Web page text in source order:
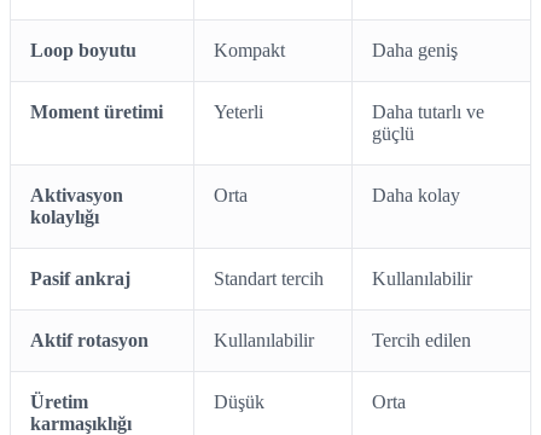
Loop boyutu Kompakt Daha geniş
Moment üretimi Yeterli
Daha tutarlı ve
güçlü
Aktivasyon
kolaylığı
Orta Daha kolay
Pasif ankraj Standart tercih Kullanılabilir
Aktif rotasyon Kullanılabilir Tercih edilen
Üretim
karmaşıklığı
Düşük Orta